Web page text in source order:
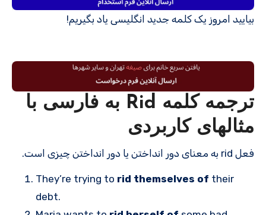
بیایید امروز یک کلمه جدید انگلیسی یاد بگیریم!
ترجمه کلمه Rid به فارسی با
مثالهای کاربردی
فعل rid به معنای دور انداختن یا دور انداختن چیزی است.
They’re trying to rid themselves of their
debt.